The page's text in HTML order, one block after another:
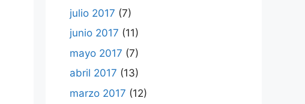
julio 2017 (7)
junio 2017 (11)
mayo 2017 (7)
abril 2017 (13)
marzo 2017 (12)